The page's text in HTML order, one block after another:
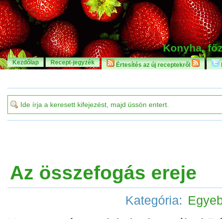
Konyha,
Kezdőlap Recept-jegyzék Értesítés az új receptekről
Az összefogás ereje
Kategória: